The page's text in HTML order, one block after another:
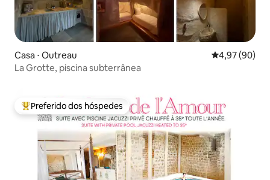
Casa ⋅ Outreau 4,97 de uma
4,97 (90)
La Grotte, piscina subterrânea
Entre os melhores preferidos dos hóspedes
Preferido dos hóspedes